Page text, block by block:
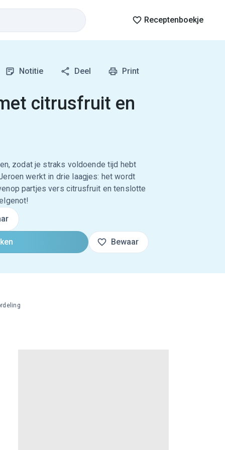
Receptenboekje
Notitie Deel Print
citrusfruit en
zodat je straks voldoende tijd hebt
werkt in drie laagjes: het wordt
partjes vers citrusfruit en tenslotte
Bewaar